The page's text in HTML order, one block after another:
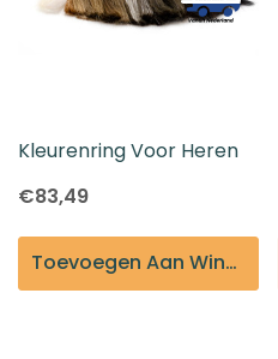
Kleurenring Voor Heren
€83,49
Toevoegen Aan Winkelmandje